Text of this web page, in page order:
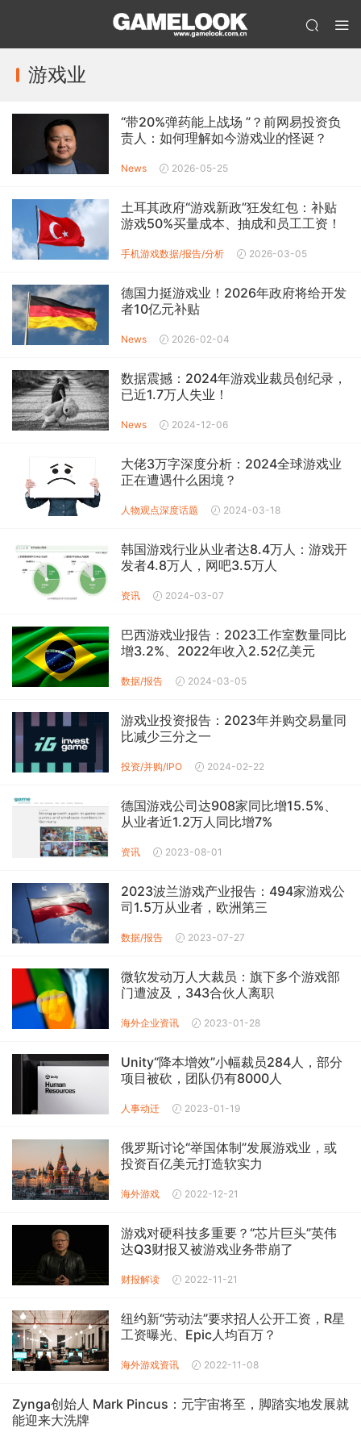
游戏业
“带20%弹药能上战场 ”？前网易投资负
责人：如何理解如今游戏业的怪诞？
News 2026-05-25
土耳其政府“游戏新政”狂发红包：补贴
游戏50%买量成本、抽成和员工工资！
手机游戏数据/报告/分析 2026-03-05
德国力挺游戏业！2026年政府将给开发
者10亿元补贴
News 2026-02-04
数据震撼：2024年游戏业裁员创纪录，
已近1.7万人失业！
News 2024-12-06
大佬3万字深度分析：2024全球游戏业
正在遭遇什么困境？
人物观点深度话题 2024-03-18
韩国游戏行业从业者达8.4万人：游戏开
发者4.8万人，网吧3.5万人
资讯 2024-03-07
巴西游戏业报告：2023工作室数量同比
增3.2%、2022年收入2.52亿美元
数据/报告 2024-03-05
游戏业投资报告：2023年并购交易量同
比减少三分之一
投资/并购/IPO 2024-02-22
德国游戏公司达908家同比增15.5%、
从业者近1.2万人同比增7%
资讯 2023-08-01
2023波兰游戏产业报告：494家游戏公
司1.5万从业者，欧洲第三
数据/报告 2023-07-27
微软发动万人大裁员：旗下多个游戏部
门遭波及，343合伙人离职
海外企业资讯 2023-01-28
Unity“降本增效”小幅裁员284人，部分
项目被砍，团队仍有8000人
人事动迁 2023-01-19
俄罗斯讨论“举国体制”发展游戏业，或
投资百亿美元打造软实力
海外游戏 2022-12-21
游戏对硬科技多重要？“芯片巨头”英伟
达Q3财报又被游戏业务带崩了
财报解读 2022-11-21
纽约新“劳动法”要求招人公开工资，R星
工资曝光、Epic人均百万？
海外游戏资讯 2022-11-08
Zynga创始人 Mark Pincus：元宇宙将至，脚踏实地发展就
能迎来大洗牌